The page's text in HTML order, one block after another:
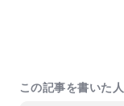
この記事を書いた人